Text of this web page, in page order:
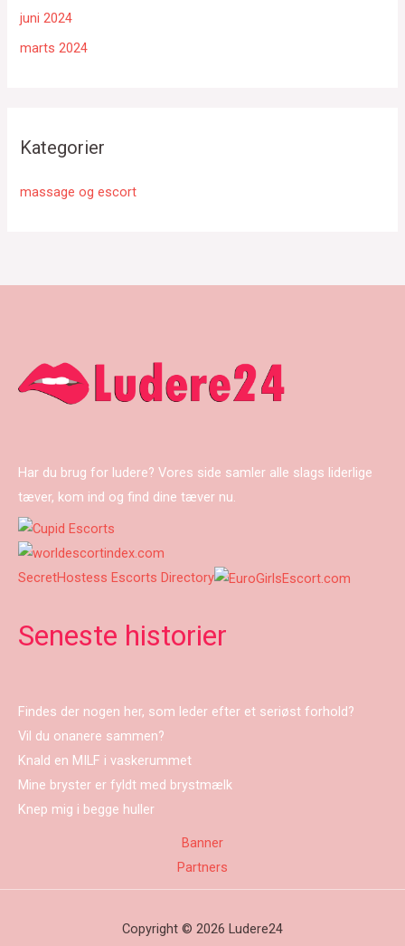
juni 2024
marts 2024
Kategorier
massage og escort
Har du brug for ludere? Vores side samler alle slags liderlige
tæver, kom ind og find dine tæver nu.
SecretHostess Escorts Directory
Seneste historier
Findes der nogen her, som leder efter et seriøst forhold?
Vil du onanere sammen?
Knald en MILF i vaskerummet
Mine bryster er fyldt med brystmælk
Knep mig i begge huller
Banner
Partners
Copyright © 2026 Ludere24